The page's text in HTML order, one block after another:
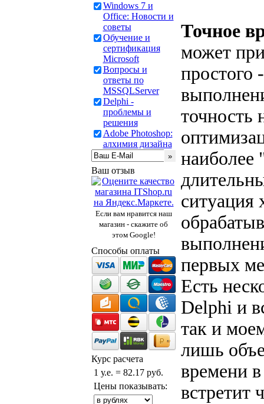
Windows 7 и
Office: Новости и
советы
Обучение и
сертификация
Microsoft
Вопросы и
ответы по
MSSQLServer
Delphi -
проблемы и
решения
Adobe Photoshop:
алхимия дизайна
Ваш отзыв
Если вам нравится наш
магазин - скажите об
этом Google!
Способы оплаты
Курс расчета
1 у.е. = 82.17 руб.
Цены показывать:
Точное
может
простого
точность
наиболее
ситуация
первых
Есть
Delphi и
так и
лишь
времени
встретит